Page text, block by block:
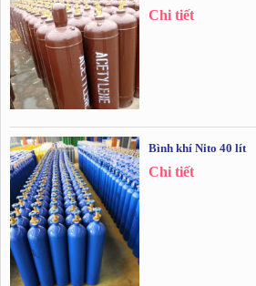
Chi tiết
Bình khí Nito 40 lít
Chi tiết